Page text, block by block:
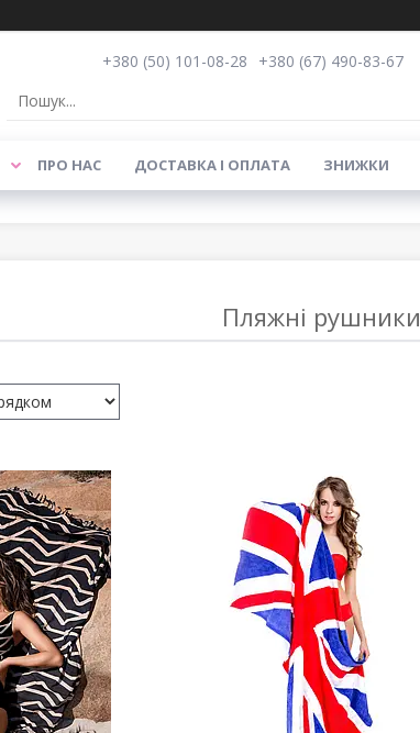
+380 (50) 101-08-28 +380 (67) 490-83-67
ПРО НАС ДОСТАВКА І ОПЛАТА ЗНИЖКИ
Пляжні рушники